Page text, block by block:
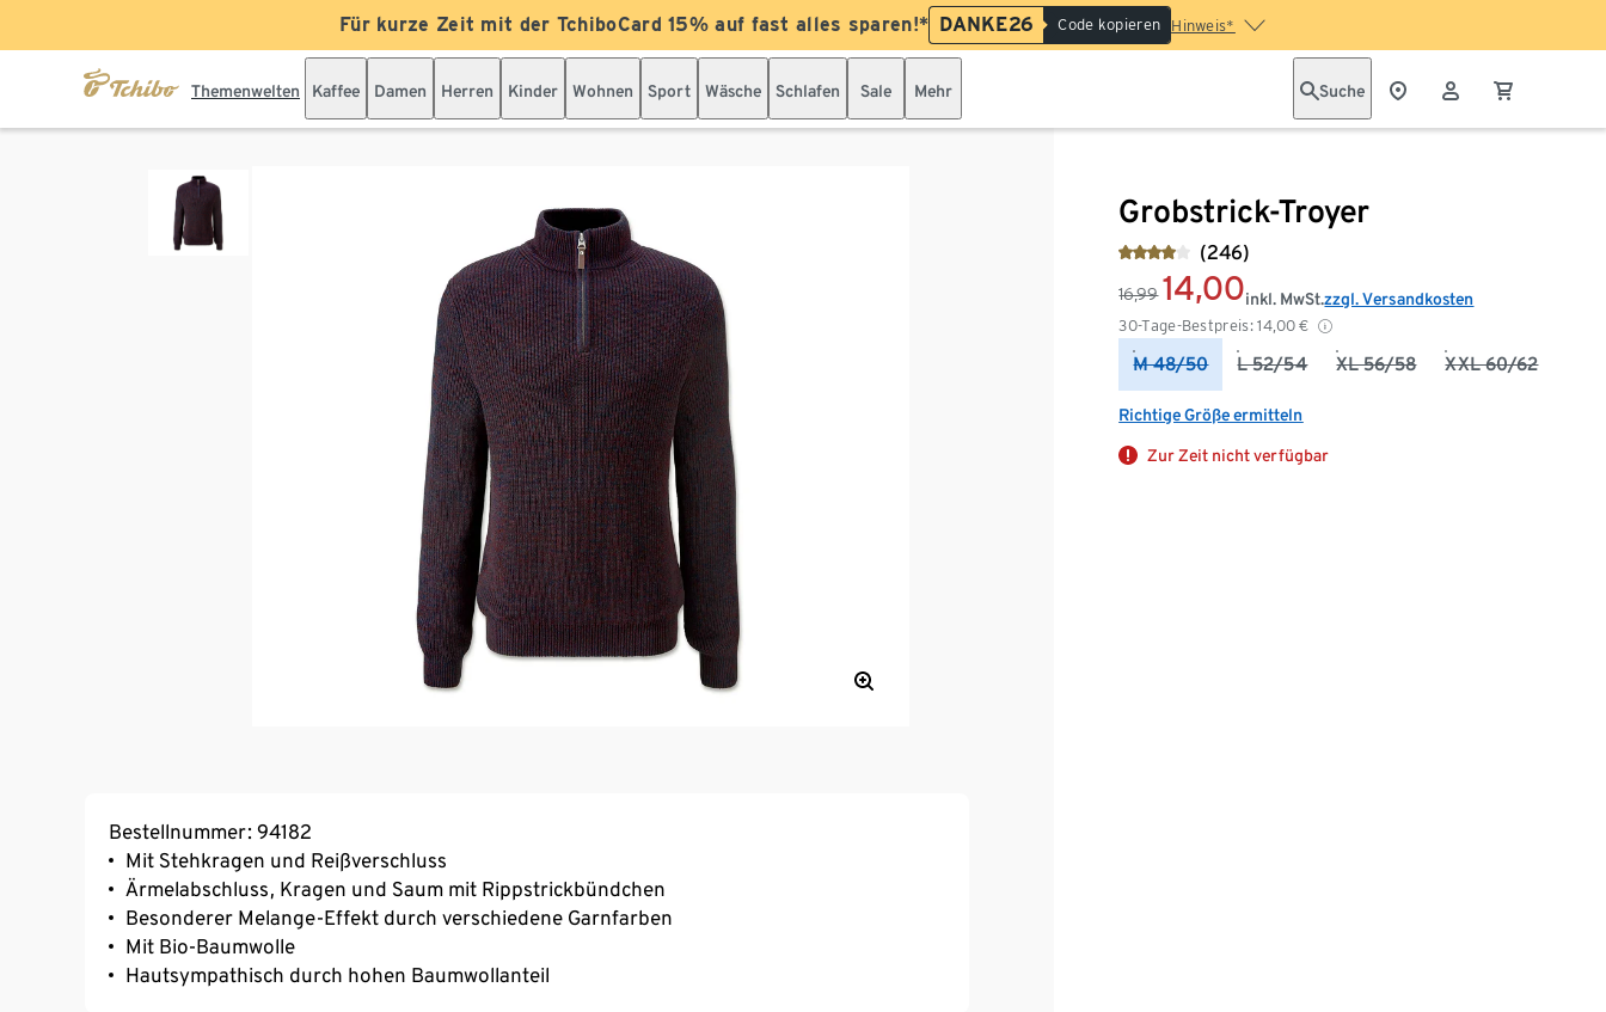
Für kurze Zeit mit der TchiboCard 15% auf fast alles sparen!* DANKE26 Code kopieren Hinweis*
Themenwelten Kaffee Damen Herren Kinder Wohnen Sport Wäsche Schlafen Sale Mehr Suche
Grobstrick-Troyer
(246)
16,99 14,00
30-Tage-Bestpreis: 14,00 €
inkl. MwSt.zzgl. Versandkosten
M 48/50 L 52/54 XL 56/58 XXL 60/62
Richtige Größe ermitteln
Zur Zeit nicht verfügbar
Bestellnummer: 94182
Mit Stehkragen und Reißverschluss
Ärmelabschluss, Kragen und Saum mit Rippstrickbündchen
Besonderer Melange-Effekt durch verschiedene Garnfarben
Mit Bio-Baumwolle
Hautsympathisch durch hohen Baumwollanteil